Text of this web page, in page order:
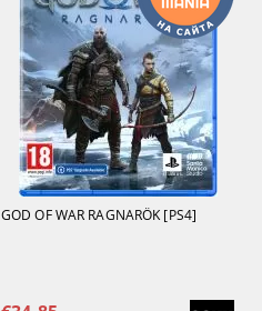
GOD OF WAR RAGNARÖK [PS4]